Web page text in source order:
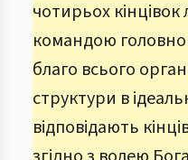
чотирьох кінцівок
командою
благо всього
структури в
відповідають